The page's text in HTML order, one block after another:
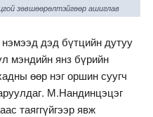
зөвшөөрөлтэйгөөр ашиглав
дэд бүтцийн дутуу
мэндийн янз бүрийн
өөр нэг оршин суугч
М.Нандинцэцэг
таяггүйгээр явж